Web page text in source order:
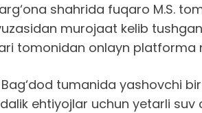
shahrida fuqaro M.S.
murojaat kelib
tomonidan onlayn platforma
Bag‘dod tumanida yashovchi
ehtiyojlar uchun yetarli